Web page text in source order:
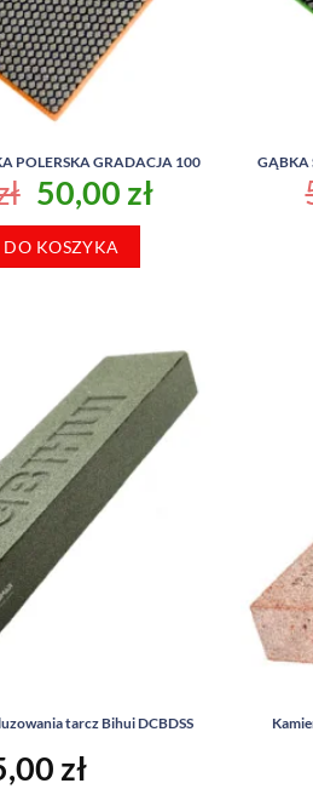
POLERSKA GRADACJA 100
Pierwotna
cena
wynosiła:
50,00 złAktualna
KOSZYKA
GĄBKA
tarcz Bihui DCBDSS
zł